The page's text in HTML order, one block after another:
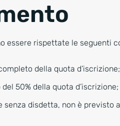
essere rispettate le seguenti
della quota d’iscrizione;
50% della quota d’iscrizione;
senza disdetta, non è previsto